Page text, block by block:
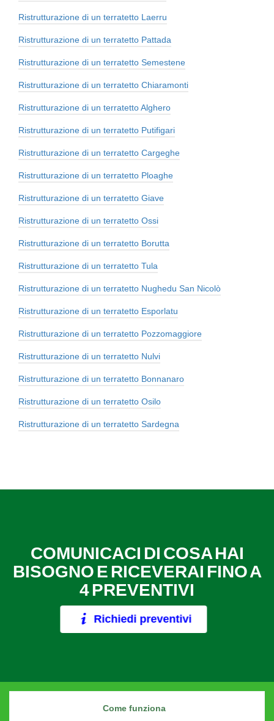
Ristrutturazione di un terratetto Laerru
Ristrutturazione di un terratetto Pattada
Ristrutturazione di un terratetto Semestene
Ristrutturazione di un terratetto Chiaramonti
Ristrutturazione di un terratetto Alghero
Ristrutturazione di un terratetto Putifigari
Ristrutturazione di un terratetto Cargeghe
Ristrutturazione di un terratetto Ploaghe
Ristrutturazione di un terratetto Giave
Ristrutturazione di un terratetto Ossi
Ristrutturazione di un terratetto Borutta
Ristrutturazione di un terratetto Tula
Ristrutturazione di un terratetto Nughedu San Nicolò
Ristrutturazione di un terratetto Esporlatu
Ristrutturazione di un terratetto Pozzomaggiore
Ristrutturazione di un terratetto Nulvi
Ristrutturazione di un terratetto Bonnanaro
Ristrutturazione di un terratetto Osilo
Ristrutturazione di un terratetto Sardegna
COMUNICACI DI COSA HAI
BISOGNO E RICEVERAI FINO A
4 PREVENTIVI
Richiedi preventivi
Come funziona